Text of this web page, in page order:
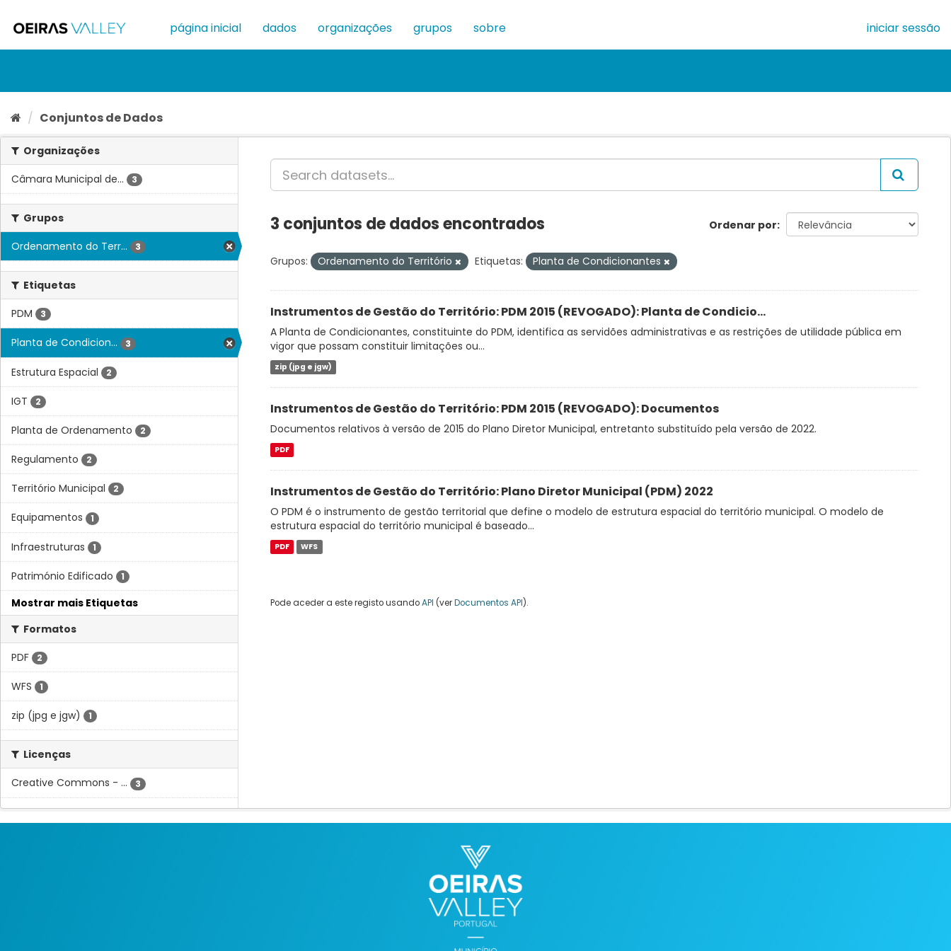
para
conteúdo
página inicial dados organizações grupos sobre iniciar sessão
Conjuntos de Dados
Organizações
Câmara Municipal de...
3
Grupos
Ordenamento do Terr...
3
Etiquetas
PDM
3
Planta de Condicion... 3
Estrutura Espacial 2
IGT 2
Planta de Ordenamento 2
Regulamento 2
Território Municipal 2
Equipamentos 1
Infraestruturas 1
Património Edificado 1
Mostrar mais Etiquetas
Formatos
PDF
2
WFS 1
zip (jpg e jgw) 1
Licenças
Creative Commons - ...
3
Ordenar por
3 conjuntos de dados encontrados
Grupos: Ordenamento do Território Etiquetas: Planta de Condicionantes
Instrumentos de Gestão do Território: PDM 2015 (REVOGADO): Planta de Condicio...
A Planta de Condicionantes, constituinte do PDM, identifica as servidões administrativas e as restrições de utilidade pública em
vigor que possam constituir limitações ou...
zip (jpg e jgw)
Instrumentos de Gestão do Território: PDM 2015 (REVOGADO): Documentos
Documentos relativos à versão de 2015 do Plano Diretor Municipal, entretanto substituído pela versão de 2022.
PDF
Instrumentos de Gestão do Território: Plano Diretor Municipal (PDM) 2022
O PDM é o instrumento de gestão territorial que define o modelo de estrutura espacial do território municipal. O modelo de
estrutura espacial do território municipal é baseado...
PDF WFS
Pode aceder a este registo usandoAPI (verDocumentos API).